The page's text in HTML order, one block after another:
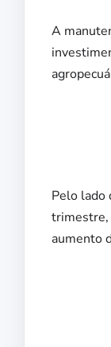
A
Pelo lado
trimestre,
aumento